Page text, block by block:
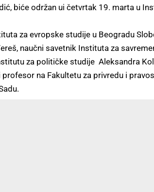
biće održan ui četvrtak 19. marta u
za evropske studije u Beogradu
naučni savetnik Instituta za
za političke studije Aleksandra
na Fakultetu za privredu i